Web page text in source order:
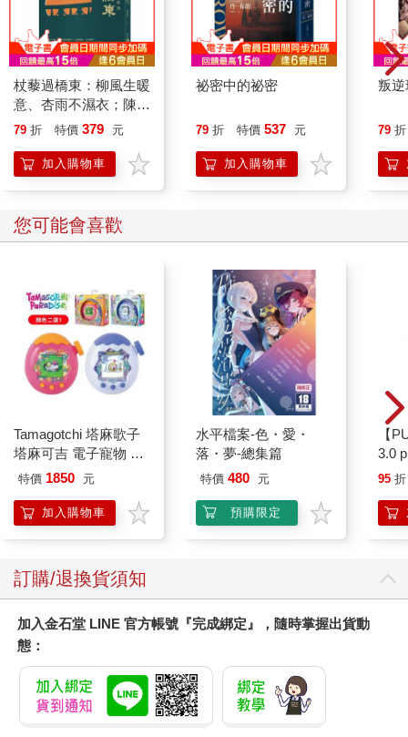
杖藜過橋東：柳風生暖
意、杏雨不濕衣；陳亮
恭談以心轉境的適齡漫
79 折 特價 379 元
加入購物車
祕密中的祕密
79 折 特價 537 元
加入購物車
叛逆
79 折
您可能會喜歡
Tamagotchi 塔麻歌子
塔麻可吉 電子寵物 樂
園系列（熱帶橙果／極
特價 1850 元
加入購物車
水平檔案-色・愛・
落・夢-總集篇
特價 480 元
預購限定
【
3.0
粉
95 折
訂購/退換貨須知
加入金石堂 LINE 官方帳號『完成綁定』，隨時掌握出貨動
態：